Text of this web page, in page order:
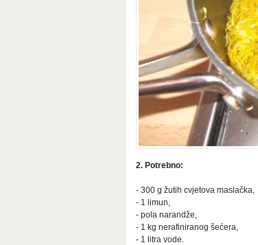
2. Potrebno:
- 300 g žutih cvjetova maslačka,
- 1 limun,
- pola narandže,
- 1 kg nerafiniranog šećera,
- 1 litra vode.